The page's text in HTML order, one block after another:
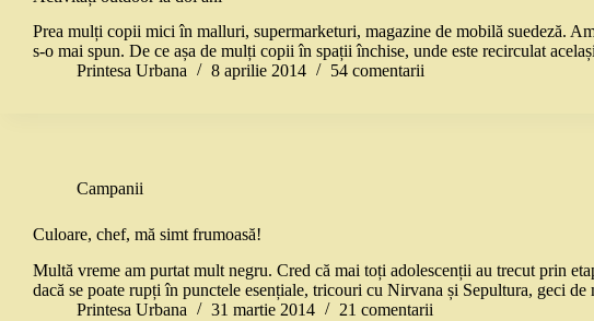
Prea mulți copii mici în malluri, supermarketuri, magazine de mobilă suedeză.
s-o mai spun. De ce așa de mulți copii în spații închise, unde este recirculat
Printesa Urbana
8 aprilie 2014 54 comentarii
Campanii
Culoare, chef, mă simt frumoasă!
Multă vreme am purtat mult negru. Cred că mai toți adolescenții au trecut prin
dacă se poate rupți în punctele esențiale, tricouri cu Nirvana și Sepultura, geci
Printesa Urbana
31 martie 2014 21 comentarii